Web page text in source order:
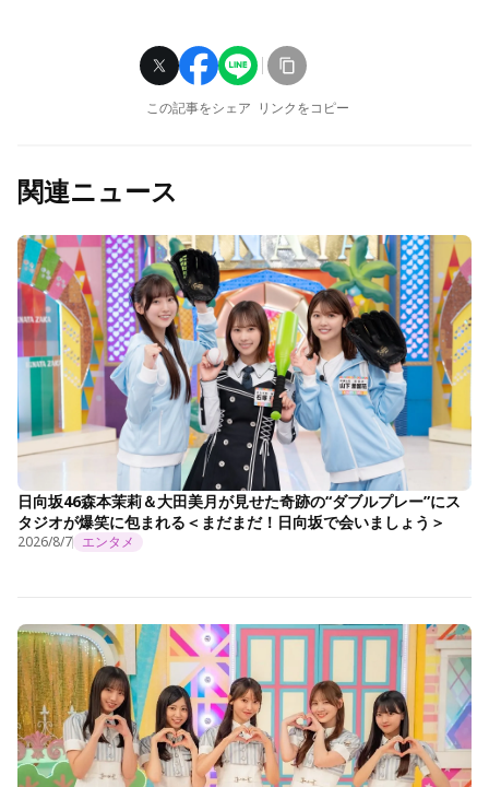
この記事をシェア リンクをコピー
関連ニュース
日向坂46森本茉莉＆大田美月が見せた奇跡の“ダブルプレー”にス
タジオが爆笑に包まれる＜まだまだ！日向坂で会いましょう＞
2026/8/7 エンタメ